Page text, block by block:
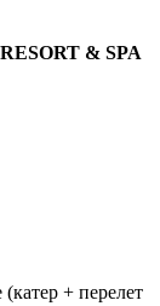
& SPA
+ перелет